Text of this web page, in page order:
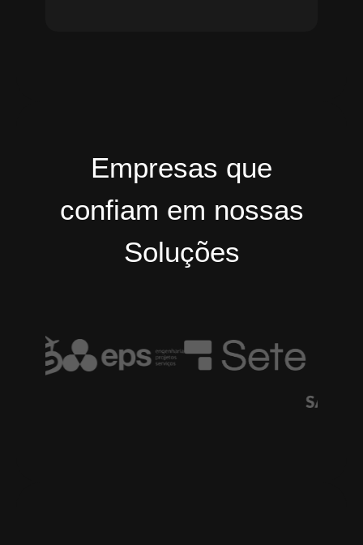
Empresas que
confiam em nossas
Soluções